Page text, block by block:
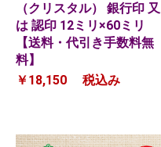
（クリスタル） 銀行印 又
は 認印 12ミリ×60ミリ
【送料・代引き手数料無
料】
￥18,150
税込み